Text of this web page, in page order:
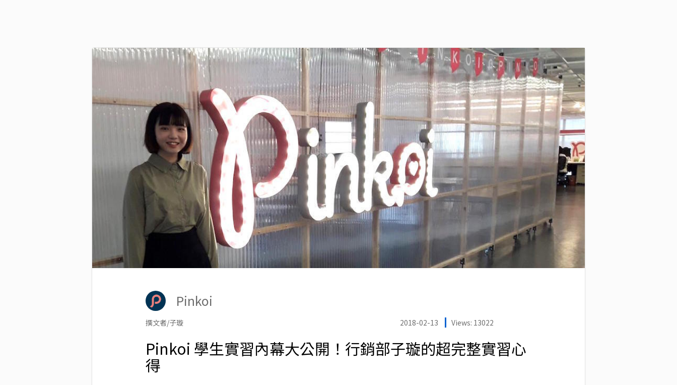
Pinkoi
撰文者/子璇 2018-02-13 Views: 13022
Pinkoi 學生實習內幕大公開！行銷部子璇的超完整實習心
得